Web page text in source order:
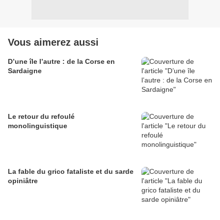
Vous aimerez aussi
D’une île l’autre : de la Corse en
Sardaigne
Le retour du refoulé
monolinguistique
La fable du grico fataliste et du sarde
opiniâtre